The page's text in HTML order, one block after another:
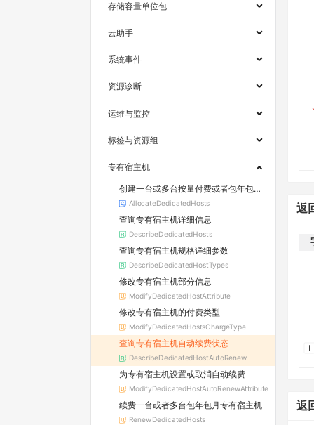
存储容量单位包
云助手
系统事件
资源诊断
运维与监控
标签与资源组
专有宿主机
创建一台或多台按量付费或者包年包月专有宿主机
AllocateDedicatedHosts
查询专有宿主机详细信息
DescribeDedicatedHosts
查询专有宿主机规格详细参数
DescribeDedicatedHostTypes
修改专有宿主机部分信息
ModifyDedicatedHostAttribute
修改专有宿主机的付费类型
ModifyDedicatedHostsChargeType
查询专有宿主机自动续费状态
DescribeDedicatedHostAutoRenew
为专有宿主机设置或取消自动续费
ModifyDedicatedHostAutoRenewAttribute
续费一台或者多台包年包月专有宿主机
RenewDedicatedHosts
返
返